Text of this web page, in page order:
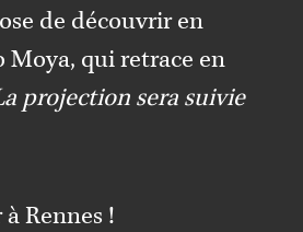
de découvrir en
Moya, qui retrace en
projection sera suivie
à Rennes !